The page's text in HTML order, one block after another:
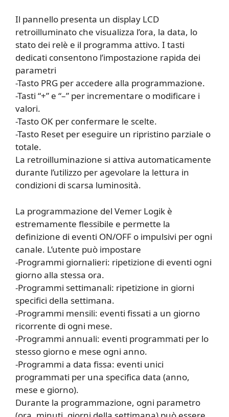
Il pannello presenta un display LCD
retroilluminato che visualizza l’ora, la data, lo
stato dei relè e il programma attivo. I tasti
dedicati consentono l’impostazione rapida dei
parametri
-Tasto PRG per accedere alla programmazione.
-Tasti “+” e “–” per incrementare o modificare i
valori.
-Tasto OK per confermare le scelte.
-Tasto Reset per eseguire un ripristino parziale o
totale.
La retroilluminazione si attiva automaticamente
durante l’utilizzo per agevolare la lettura in
condizioni di scarsa luminosità.
La programmazione del Vemer Logik è
estremamente flessibile e permette la
definizione di eventi ON/OFF o impulsivi per ogni
canale. L’utente può impostare
-Programmi giornalieri: ripetizione di eventi ogni
giorno alla stessa ora.
-Programmi settimanali: ripetizione in giorni
specifici della settimana.
-Programmi mensili: eventi fissati a un giorno
ricorrente di ogni mese.
-Programmi annuali: eventi programmati per lo
stesso giorno e mese ogni anno.
-Programmi a data fissa: eventi unici
programmati per una specifica data (anno,
mese e giorno).
Durante la programmazione, ogni parametro